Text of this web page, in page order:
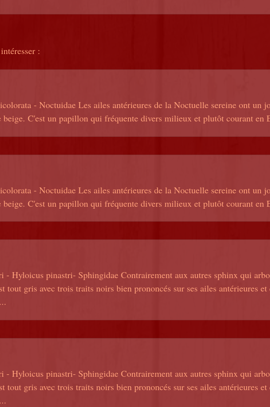
:
- Noctuidae Les ailes antérieures de la Noctuelle sereine ont un
beige. C'est un papillon qui fréquente divers milieux et plutôt courant en
- Noctuidae Les ailes antérieures de la Noctuelle sereine ont un
beige. C'est un papillon qui fréquente divers milieux et plutôt courant en
Hyloicus pinastri- Sphingidae Contrairement aux autres sphinx qui
tout gris avec trois traits noirs bien prononcés sur ses ailes antérieures et
Hyloicus pinastri- Sphingidae Contrairement aux autres sphinx qui
tout gris avec trois traits noirs bien prononcés sur ses ailes antérieures et